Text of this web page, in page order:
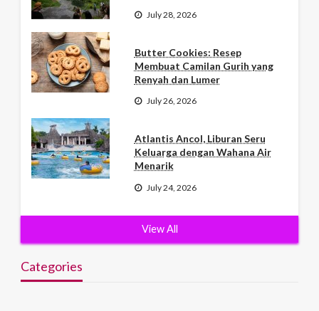
July 28, 2026
Butter Cookies: Resep
Membuat Camilan Gurih yang
Renyah dan Lumer
July 26, 2026
Atlantis Ancol, Liburan Seru
Keluarga dengan Wahana Air
Menarik
July 24, 2026
View All
Categories